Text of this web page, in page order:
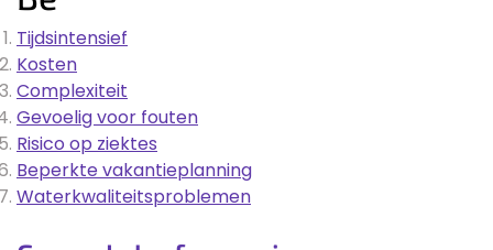
Tijdsintensief
Kosten
Complexiteit
Gevoelig voor fouten
Risico op ziektes
Beperkte vakantieplanning
Waterkwaliteitsproblemen